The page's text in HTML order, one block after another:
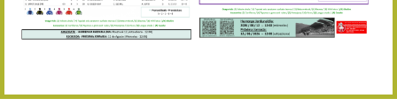
15/08 17:05 Abuztuaren 15a / 15 de
30/08 17:30 Abuztuaren 30a / 30 de